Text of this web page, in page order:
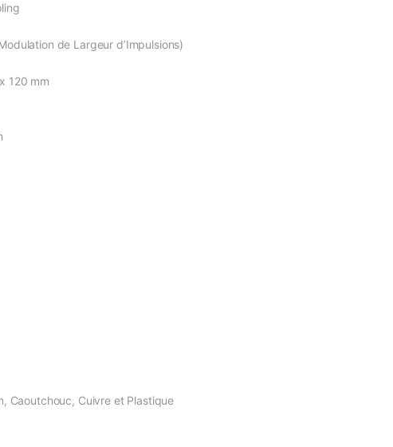
de Largeur d’Impulsions)
120 mm
Caoutchouc, Cuivre et Plastique